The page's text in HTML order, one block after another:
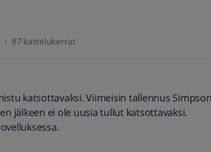
87 katselukerrat
katsottavaksi. Viimeisin tallennus
jälkeen ei ole uusia tullut katsottavaksi.